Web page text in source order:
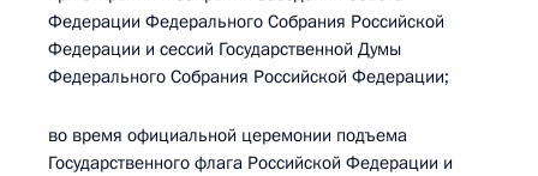
Федерации Федерального Собрания Российской
Федерации и сессий Государственной Думы
Федерального Собрания Российской Федерации;
во время официальной церемонии подъема
Государственного флага Российской Федерации и